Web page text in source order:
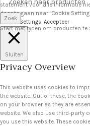
Zoek
Start met typen om producten te
statement voor alle informatie
door te gaan naar "Cookie
Cookie Settings Accepteer
Sluiten
Privacy Overview
This website uses cookies to
the website. Out of these, the
on your browser as they are
website. We also use third-party
you use this website. These